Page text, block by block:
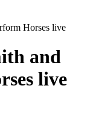
Horses live
and
live